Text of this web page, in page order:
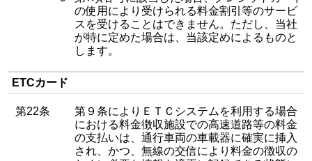
の使用により受けられる料金割引等のサービ
スを受けることはできません。ただし、当社
が特に定めた場合は、当該定めによるものと
します。
ETCカード
第22条
第９条によりＥＴＣシステムを利用する場合
における料金徴収施設での高速道路等の料金
の支払いは、通行車両の車載器に確実に挿入
され、かつ、無線の交信により料金の徴収の